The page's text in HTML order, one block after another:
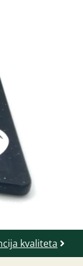
kvaliteta